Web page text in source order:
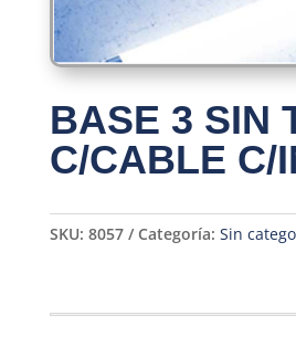
BASE 3 SIN
C/CABLE C/
SKU: 8057 Categoría: Sin